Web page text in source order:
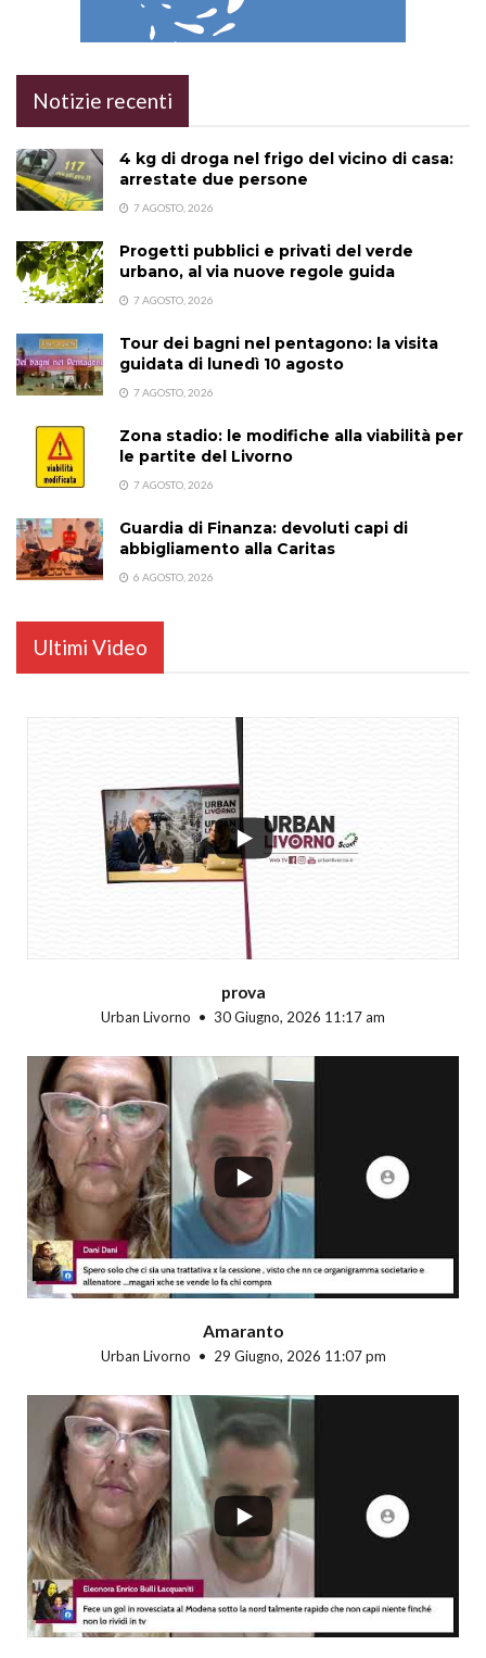
Notizie recenti
4 kg di droga nel frigo del vicino di casa:
arrestate due persone
7 AGOSTO, 2026
Progetti pubblici e privati del verde
urbano, al via nuove regole guida
7 AGOSTO, 2026
Tour dei bagni nel pentagono: la visita
guidata di lunedì 10 agosto
7 AGOSTO, 2026
Zona stadio: le modifiche alla viabilità per
le partite del Livorno
7 AGOSTO, 2026
Guardia di Finanza: devoluti capi di
abbigliamento alla Caritas
6 AGOSTO, 2026
Ultimi Video
prova
Urban Livorno 30 Giugno, 2026 11:17 am
Amaranto
Urban Livorno 29 Giugno, 2026 11:07 pm